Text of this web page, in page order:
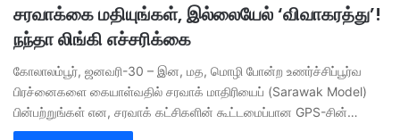
சரவாக்கை மதியுங்கள், இல்லையேல் ‘விவாகரத்து’!
நந்தா லிங்கி எச்சரிக்கை
கோலாலம்பூர், ஜனவரி-30 – இன, மத, மொழி போன்ற உணர்ச்சிப்பூர்வ
பிரச்னைகளை கையாள்வதில் சரவாக் மாதிரியைப் (Sarawak Model)
பின்பற்றுங்கள் என, சரவாக் கட்சிகளின் கூட்டமைப்பான GPS-சின்…